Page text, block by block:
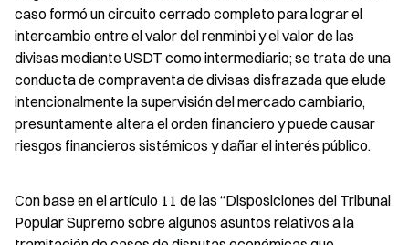
caso formó un circuito cerrado completo para lograr el
intercambio entre el valor del renminbi y el valor de las
divisas mediante USDT como intermediario; se trata de una
conducta de compraventa de divisas disfrazada que elude
intencionalmente la supervisión del mercado cambiario,
presuntamente altera el orden financiero y puede causar
riesgos financieros sistémicos y dañar el interés público.
Con base en el artículo 11 de las “Disposiciones del Tribunal
Popular Supremo sobre algunos asuntos relativos a la